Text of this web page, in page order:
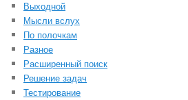
Выходной
Мысли вслух
По полочкам
Разное
Расширенный поиск
Решение задач
Тестирование